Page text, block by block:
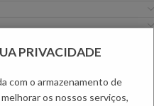
PRIVACIDADE
com o armazenamento de
os nossos serviços,